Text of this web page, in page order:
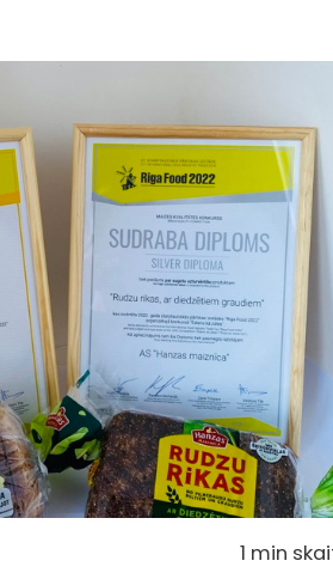
1 min